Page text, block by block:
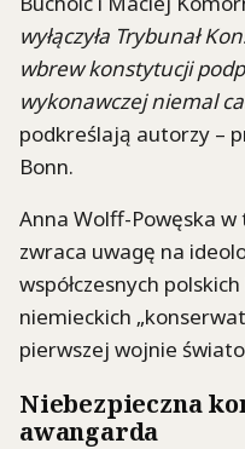
wyłączyła Trybunał
wbrew konstytucji
wykonawczej niemal
podkreślają autorzy –
Bonn.
Anna Wolff-Powęska w
zwraca uwagę na
współczesnych
niemieckich
pierwszej wojnie
Niebezpieczna
awangarda